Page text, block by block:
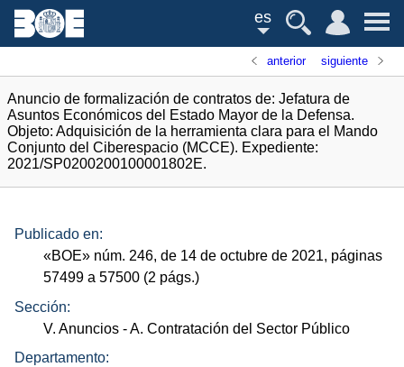
es
anterior siguiente
Anuncio de formalización de contratos de: Jefatura de
Asuntos Económicos del Estado Mayor de la Defensa.
Objeto: Adquisición de la herramienta clara para el Mando
Conjunto del Ciberespacio (MCCE). Expediente:
2021/SP0200200100001802E.
Publicado en:
«BOE» núm. 246, de 14 de octubre de 2021, páginas
57499 a 57500 (2 págs.)
Sección:
V. Anuncios - A. Contratación del Sector Público
Departamento: